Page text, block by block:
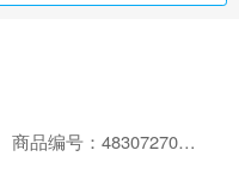
商品编号：48307270578